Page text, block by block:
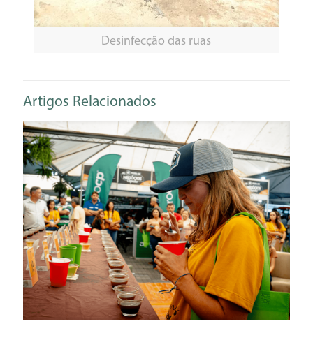
Desinfecção das ruas
Artigos Relacionados